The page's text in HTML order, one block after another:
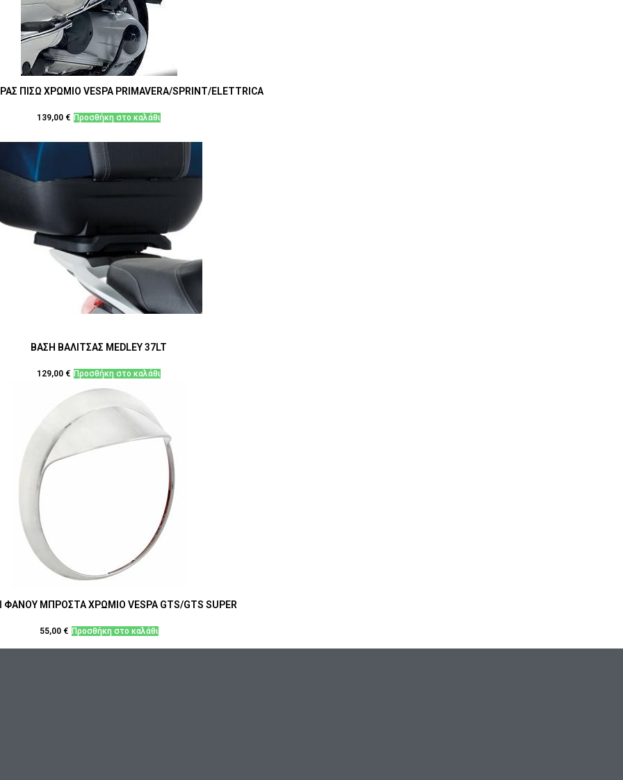
ΠΙΣΩ ΧΡΩΜΙΟ VESPA PRIMAVERA/SPRINT/ELETTRICA
139,00 € Προσθήκη στο καλάθι
ΒΑΣΗ ΒΑΛΙΤΣΑΣ MEDLEY 37LT
129,00 € Προσθήκη στο καλάθι
ΦΑΝΟΥ ΜΠΡΟΣΤΑ ΧΡΩΜΙΟ VESPA GTS/GTS SUPER
55,00 € Προσθήκη στο καλάθι